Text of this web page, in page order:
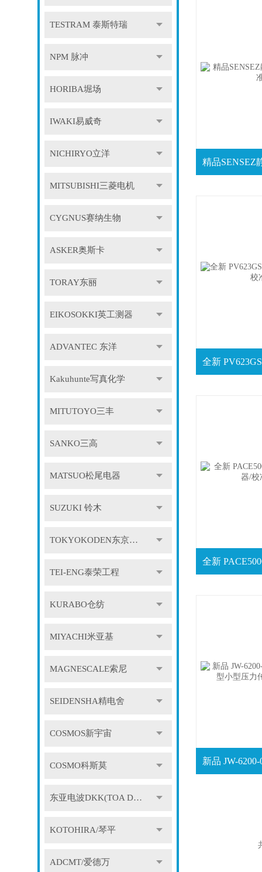
TESTRAM 泰斯特瑞
NPM 脉冲
HORIBA堀场
IWAKI易威奇
NICHIRYO立洋
MITSUBISHI三菱电机
CYGNUS赛纳生物
ASKER奥斯卡
TORAY东丽
EIKOSOKKI英工测器
ADVANTEC 东洋
Kakuhunte写真化学
MITUTOYO三丰
SANKO三高
MATSUO松尾电器
SUZUKI 铃木
TOKYOKODEN东京光电
TEI-ENG泰荣工程
KURABO仓纺
MIYACHI米亚基
MAGNESCALE索尼
SEIDENSHA精电舍
COSMOS新宇宙
COSMO科斯莫
东亚电波DKK(TOA DKK)
KOTOHIRA/琴平
ADCMT/爱德万